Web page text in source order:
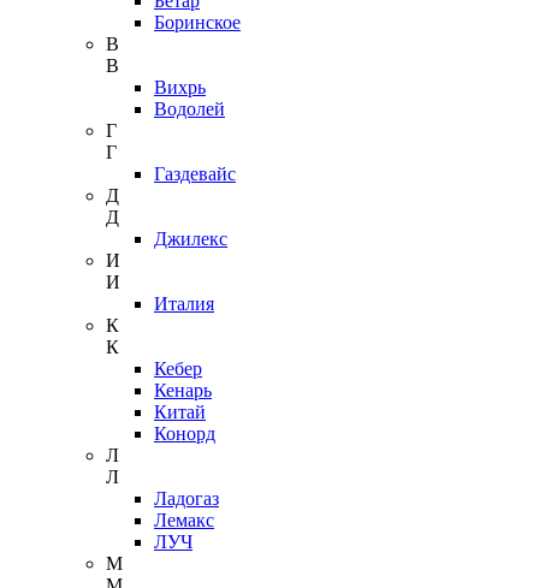
Боринское
В
В
Вихрь
Водолей
Г
Г
Газдевайс
Д
Д
Джилекс
И
И
Италия
К
К
Кебер
Кенарь
Китай
Конорд
Л
Л
Ладогаз
Лемакс
ЛУЧ
М